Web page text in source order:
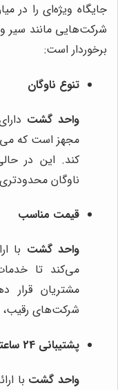
جایگاه ویژه‌ای را در
شرکت‌هایی مانند سیر
برخوردار است:
تنوع ناوگان
واحد گشت
مجهز است که
کند. این در
ناوگان
قیمت مناسب
واحد گشت با
می‌کند تا
مشتریان
شرکت‌های رقیب،
پشتیبانی 24 ساعته
واحد گشت